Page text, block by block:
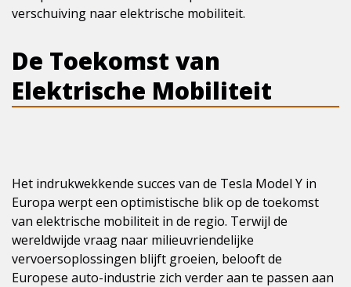
verschuiving naar elektrische mobiliteit.
De Toekomst van
Elektrische Mobiliteit
Het indrukwekkende succes van de Tesla Model Y in
Europa werpt een optimistische blik op de toekomst
van elektrische mobiliteit in de regio. Terwijl de
wereldwijde vraag naar milieuvriendelijke
vervoersoplossingen blijft groeien, belooft de
Europese auto-industrie zich verder aan te passen aan